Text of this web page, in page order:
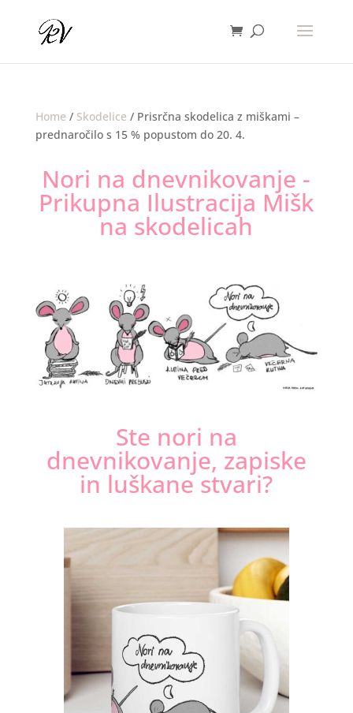
Home / Skodelice / Prisrčna skodelica z miškami –
prednaročilo s 15 % popustom do 20. 4.
Nori na dnevnikovanje -
Prikupna Ilustracija Mišk
na skodelicah
Ste nori na
dnevnikovanje, zapiske
in luškane stvari?